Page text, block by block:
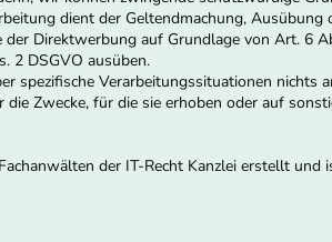
dient der Geltendmachung,
Direktwerbung auf Grundlage von Art. 6
2 DSGVO ausüben.
spezifische Verarbeitungssituationen nichts
Zwecke, für die sie erhoben oder auf
der IT-Recht Kanzlei erstellt und